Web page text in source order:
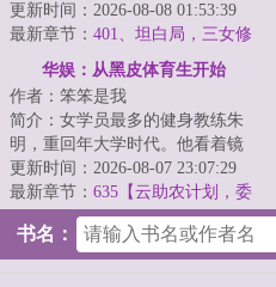
一个月，林远看着眼前每周刷新
的海克斯选项，...
更新时间：2026-08-08 01:53:39
最新章节： 401、坦白局，三女修
罗场（一）
华娱：从黑皮体育生开始
作者：笨笨是我
简介：女学员最多的健身教练朱
明，重回年大学时代。他看着镜
子中皮肤黝黑、身材健硕的自
己，思来想去，决...
更新时间：2026-08-07 23:07:29
最新章节： 635【云助农计划，委
员身份到手，好用的虎皮】
书名：